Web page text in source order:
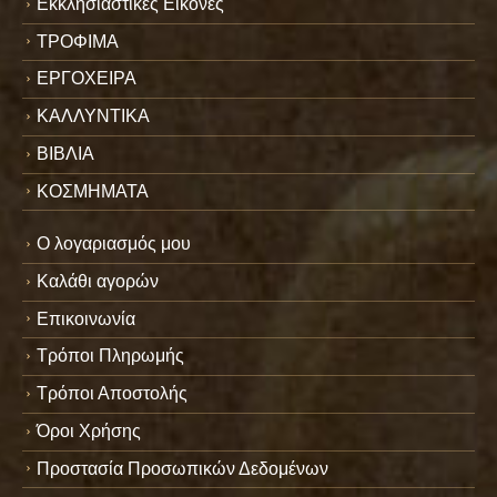
ΤΡΟΦΙΜΑ
ΕΡΓΟΧΕΙΡΑ
ΚΑΛΛΥΝΤΙΚΑ
ΒΙΒΛΙΑ
ΚΟΣΜΗΜΑΤΑ
Ο λογαριασμός μου
Καλάθι αγορών
Επικοινωνία
Τρόποι Πληρωμής
Τρόποι Αποστολής
Όροι Χρήσης
Προστασία Προσωπικών Δεδομένων